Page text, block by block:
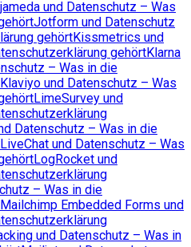
jameda und Datenschutz – Was
Jotform und Datenschutz
gehörtKissmetrics und
gehörtKlarna
– Was in die
Klaviyo und Datenschutz – Was
LimeSurvey und
Datenschutz – Was in die
LiveChat und Datenschutz – Was
LogRocket und
– Was in die
Mailchimp Embedded Forms und
und Datenschutz – Was in